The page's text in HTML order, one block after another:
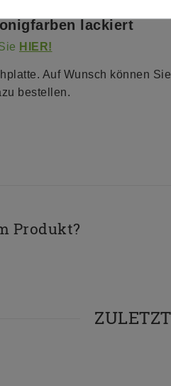
massiv
lackiert
HIER!
Auf Wunsch können Sie
bestellen.
Produkt?